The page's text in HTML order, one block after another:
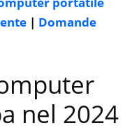
| Domande
nel 2024